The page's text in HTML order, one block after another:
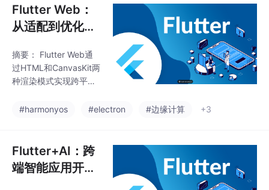
上的代码复用率、原生
级运行性能以及完善的
生态系统。然而在实际
优化、平台特性适配和
性能调优等挑战。通过
代码拆分、资源压缩、
开发者可以充分发挥Flu
随着Impe
Flutter Web：
从适配到优化的
摘要： Flutter Web通
过HTML和CanvasKit两
种渲染模式实现跨平台
和性能。CanvasKit作
近原生但加载体积较
大。适配过程中需解决
浏览器兼容性、交互逻
#harmonyos #electron #边缘计算 +3
Flutter+AI：跨
端智能应用开发